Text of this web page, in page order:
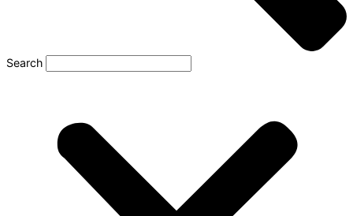
Search